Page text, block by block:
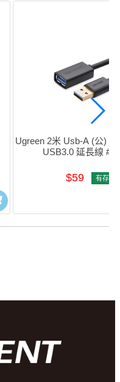
Ugreen 2米 Usb-A (公) to
USB3.0 延長線
$59 有存貨